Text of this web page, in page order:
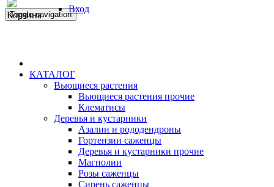
Корзина
Вход
Toggle navigation
КАТАЛОГ
Вьющиеся растения
Вьющиеся растения прочие
Клематисы
Деревья и кустарники
Азалии и рододендроны
Гортензии саженцы
Деревья и кустарники прочие
Магнолии
Розы саженцы
Сирень саженцы